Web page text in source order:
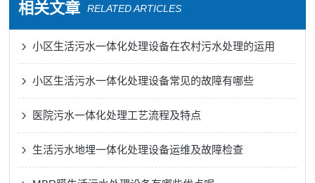
相关文章 RELATED ARTICLES
小区生活污水一体化处理设备在农村污水处理的运用
小区生活污水一体化处理设备常见的故障有哪些
医院污水一体化处理工艺流程及特点
生活污水地埋一体化处理设备运维及故障检查